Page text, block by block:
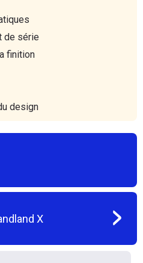
de série
finition
design
X